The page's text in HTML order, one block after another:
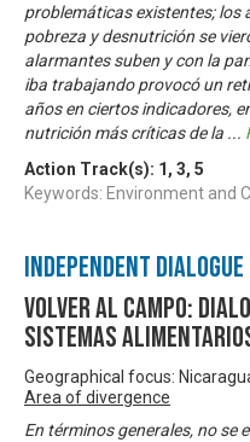
problemáticas existentes; los
pobreza y desnutrición se
alarmantes suben y con la
iba trabajando provocó un
años en ciertos indicadores,
nutrición más críticas de la ...
Action Track(s): 1 , 3, 5
Keywords: Environment and
Independent Dialogue
Volver al Campo:
Sistemas
Geographical focus:
Area of divergence
En términos generales, no se